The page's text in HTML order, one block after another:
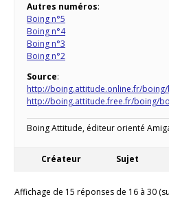
Autres numéros:
Boing n°5
Boing n°4
Boing n°3
Boing n°2
Source:
http://boing.attitude.online.fr/
http://boing.attitude.free.fr/boing/
Boing Attitude, éditeur orienté
Créateur Sujet
Affichage de 15 réponses de 16 à 30